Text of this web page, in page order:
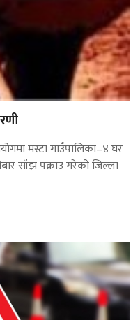
मस्टा गाउँपालिका–४ घर
साँझ पक्राउ गरेको जिल्ला